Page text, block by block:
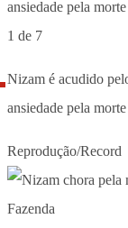
1 de 7
Nizam é acudido
ansiedade pela
Reprodução/Record